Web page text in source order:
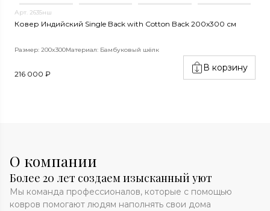
Арт. 2635нш
Ковер Индийский Single Back with Cotton Back 200x300 см
Размер: 200x300Материал: Бамбуковый шёлк
216 000 ₽
В корзину
О компании
Более 20 лет создаем изысканный уют
Мы команда профессионалов, которые с помощью
ковров помогают людям наполнять свои дома